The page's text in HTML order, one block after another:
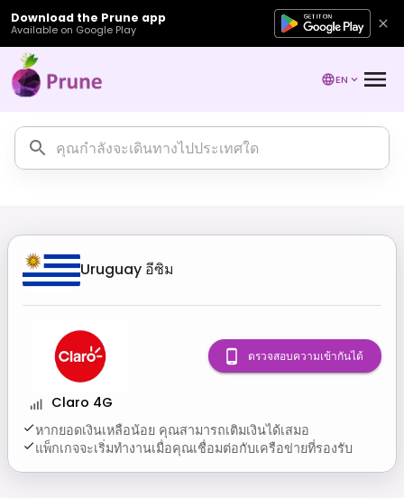
Download the Prune app
Available on Google Play
EN
Uruguay อีซิม
Claro 4G
หากยอดเงินเหลือน้อย คุณสามารถเติมเงินได้เสมอ
แพ็กเกจจะเริ่มทำงานเมื่อคุณเชื่อมต่อกับเครือข่ายที่รองรับ
ตรวจสอบความเข้ากันได้